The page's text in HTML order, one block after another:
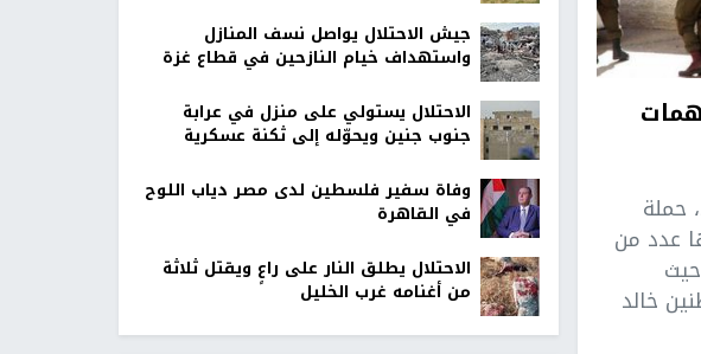
حملة
عدد من
خالد
جيش الاحتلال يواصل نسف المنازل
واستهداف خيام النازحين في قطاع غزة
الاحتلال يستولي على منزل في عرابة
جنوب جنين ويحوّله إلى ثكنة عسكرية
وفاة سفير فلسطين لدى مصر دياب اللوح
في القاهرة
الاحتلال يطلق النار على راعٍ ويقتل ثلاثة
من أغنامه غرب الخليل